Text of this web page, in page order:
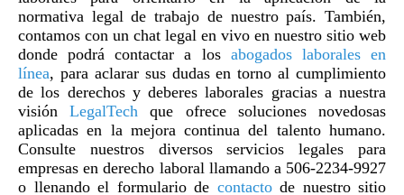
normativa legal de trabajo de nuestro país. También,
contamos con un chat legal en vivo en nuestro sitio web
donde podrá contactar a los abogados laborales en
línea, para aclarar sus dudas en torno al cumplimiento
de los derechos y deberes laborales gracias a nuestra
visiónLegalTech que ofrece soluciones novedosas
aplicadas en la mejora continua del talento humano.
Consulte nuestros diversos servicios legales para
empresas en derecho laboral llamando a 506-2234-9927
o llenando el formulario de contactode nuestro sitio